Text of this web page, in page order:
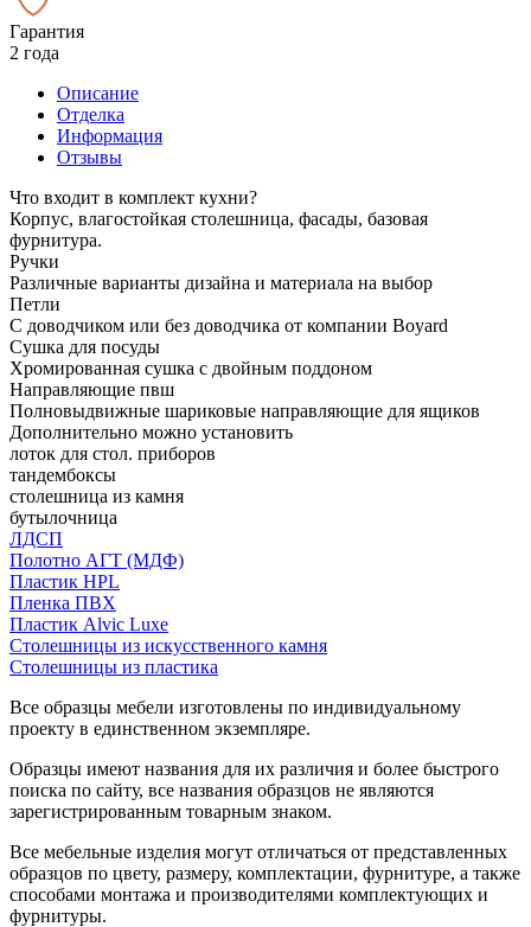
Гарантия
2 года
Описание
Отделка
Информация
Отзывы
Что входит в комплект кухни?
Корпус, влагостойкая столешница, фасады, базовая
фурнитура.
Ручки
Различные варианты дизайна и материала на выбор
Петли
С доводчиком или без доводчика от компании Boyard
Сушка для посуды
Хромированная сушка с двойным поддоном
Направляющие пвш
Полновыдвижные шариковые направляющие для ящиков
Дополнительно можно установить
лоток для стол. приборов
тандембоксы
столешница из камня
бутылочница
ЛДСП
Полотно АГТ (МДФ)
Пластик HPL
Пленка ПВХ
Пластик Alvic Luxe
Столешницы из искусственного камня
Столешницы из пластика
Все образцы мебели изготовлены по индивидуальному
проекту в единственном экземпляре.
Образцы имеют названия для их различия и более быстрого
поиска по сайту, все названия образцов не являются
зарегистрированным товарным знаком.
Все мебельные изделия могут отличаться от представленных
образцов по цвету, размеру, комплектации, фурнитуре, а также
способами монтажа и производителями комплектующих и
фурнитуры.